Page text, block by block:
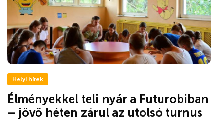
Helyi hírek
Élményekkel teli nyár a Futurobiban
– jövő héten zárul az utolsó turnus